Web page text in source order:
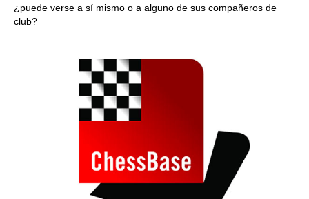
¿puede verse a sí mismo o a alguno de sus compañeros de
club?